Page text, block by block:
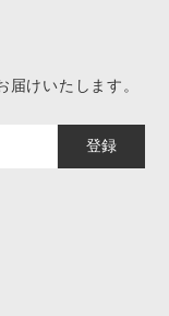
けいたします。
登録